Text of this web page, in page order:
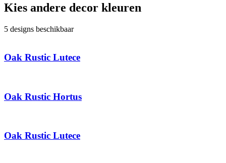
Kies andere decor kleuren
5 designs beschikbaar
Oak Rustic Lutece
Oak Rustic Hortus
Oak Rustic Lutece